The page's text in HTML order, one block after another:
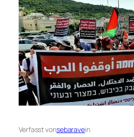
Verfasst vonsebaravein